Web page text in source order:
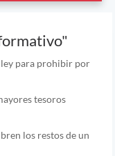
para prohibir por
tesoros
los restos de un